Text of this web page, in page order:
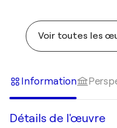
Voir toutes les
Information
Détails de l'œuvre